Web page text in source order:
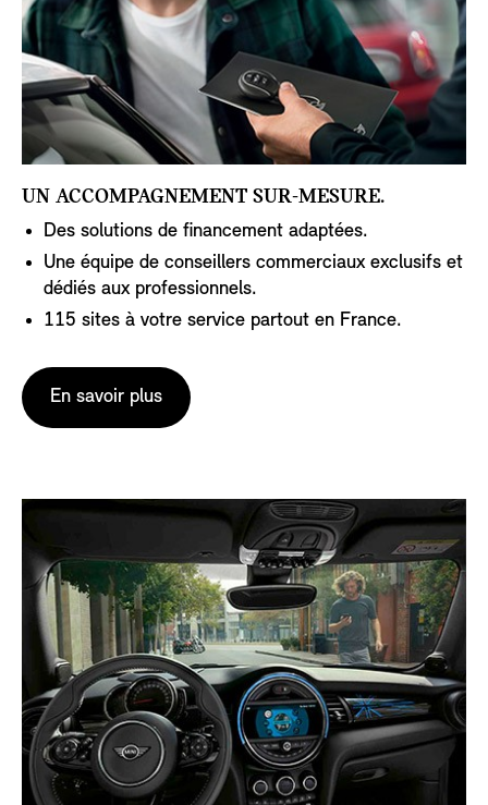
UN ACCOMPAGNEMENT SUR-MESURE.
Des solutions de financement adaptées.
Une équipe de conseillers commerciaux exclusifs et
dédiés aux professionnels.
115 sites à votre service partout en France.
En savoir plus